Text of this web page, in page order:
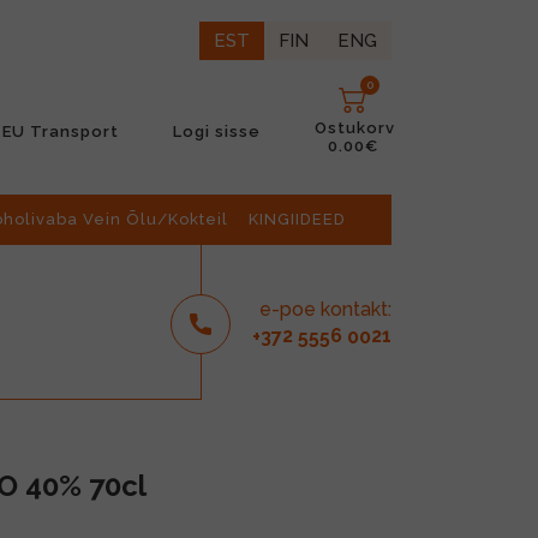
EST FIN ENG
EU Transport Logi sisse
0
Ostukorv
0.00€
Vein Õlu/Kokteil KINGIIDEED
e-poe kontakt:
+372 5556 0021
40% 70cl